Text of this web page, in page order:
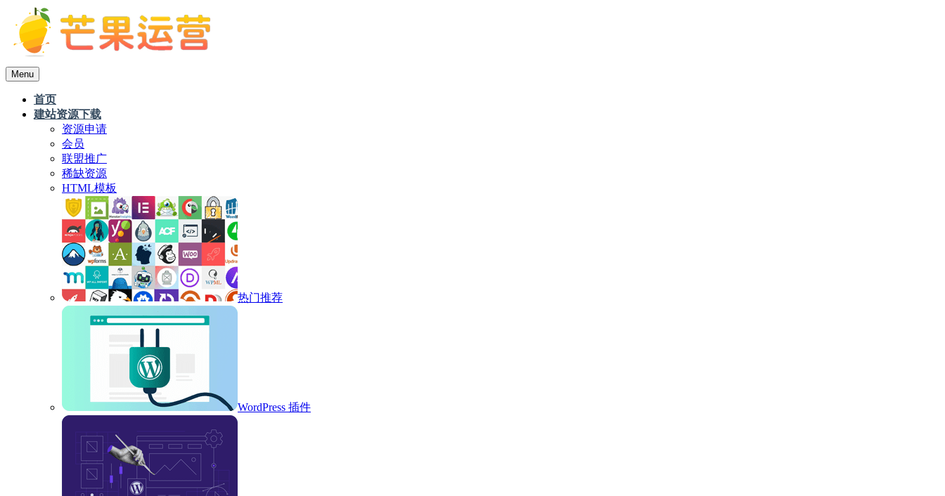
Menu
首页
建站资源下载
资源申请
会员
联盟推广
稀缺资源
HTML模板
热门推荐
WordPress 插件